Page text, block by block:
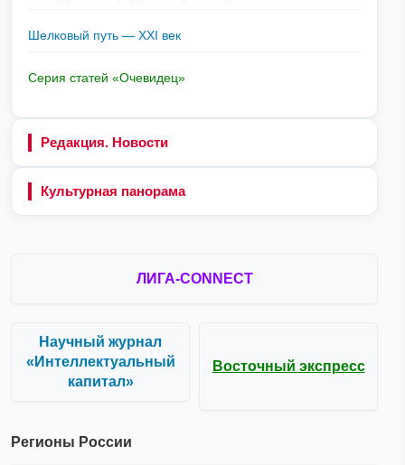
Шелковый путь — XXI век
Серия статей «Очевидец»
Редакция. Новости
Культурная панорама
ЛИГА-CONNECT
Научный журнал
«Интеллектуальный
капитал»
Восточный экспресс
Регионы России